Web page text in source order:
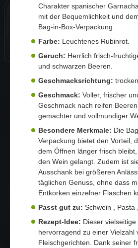
Charakter spanischer
mit der Bequemlichkeit und
Bag-in-Box-Verpackung.
Farbe: Leuchtenes Rubinrot.
Geruch: Herrlich frisch-
und schwarzen Beeren.
Geschmacksrichtung: trocken
Geschmack: Voller, frischer
Geschmack nach reifen
gemachter und vollmundiger
Besondere Merkmale: Die
Verpackung bietet den Vorteil,
dem Öffnen länger frisch
den Wein gelangt. Zudem ist
Ausschank bei größeren
täglichen Genuss, ohne dass
Entkorken einzelner Flaschen
Passt gut zu: Schwein , Pasta
Rezept-Idee: Dieser
hervorragend zu einer Vielzahl
Fleischgerichten. Dank seiner